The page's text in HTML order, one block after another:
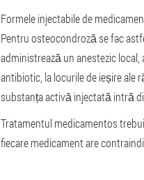
Formele injectabile de
Pentru osteocondroză se fac
administrează un anestezic
antibiotic, la locurile de ieșire ale
substanța activă injectată intră
Tratamentul medicamentos
fiecare medicament are